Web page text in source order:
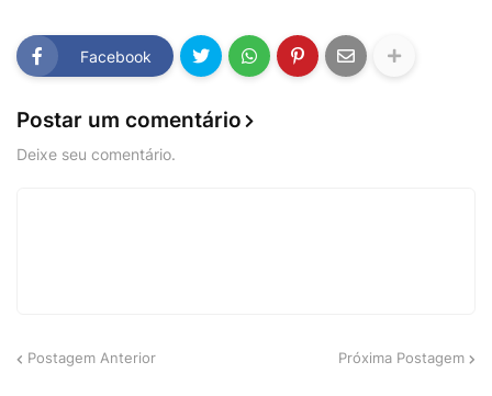
Facebook
Postar um comentário
Deixe seu comentário.
Postagem Anterior Próxima Postagem